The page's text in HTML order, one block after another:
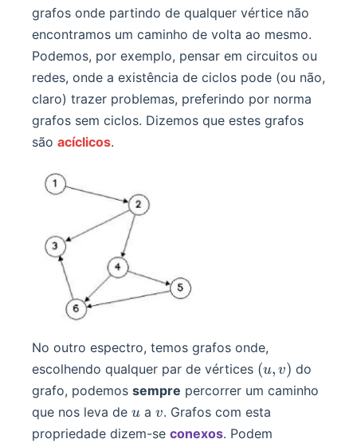
grafos onde partindo de qualquer vértice não
encontramos um caminho de volta ao mesmo.
Podemos, por exemplo, pensar em circuitos ou
redes, onde a existência de ciclos pode (ou não,
claro) trazer problemas, preferindo por norma
grafos sem ciclos. Dizemos que estes grafos
são acíclicos.
No outro espectro, temos grafos onde,
escolhendo qualquer par de vértices (u,
v)
(u, v) do
grafo, podemos sempre percorrer um caminho
que nos leva de u
u a v
v. Grafos com esta
propriedade dizem-se conexos. Podem